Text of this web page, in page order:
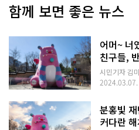
함께 보면 좋은 뉴스
어머~ 너
친구들,
시민기자 김
분홍빛
커다란